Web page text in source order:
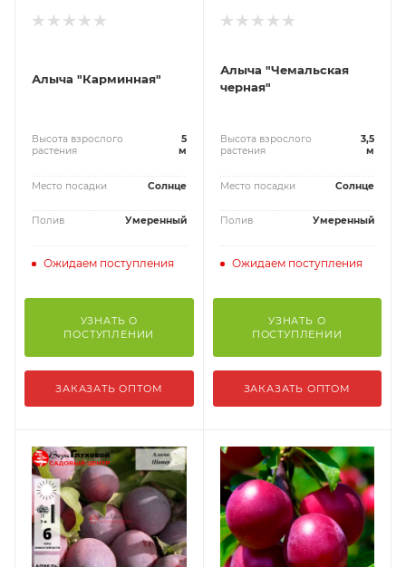
Алыча "Карминная"
Высота взрослого
растения
5
м
Место посадки Солнце
Полив Умеренный
Ожидаем поступления
УЗНАТЬ О
ПОСТУПЛЕНИИ
ЗАКАЗАТЬ ОПТОМ
Алыча "Чемальская
черная"
Высота взрослого
растения
3,5
м
Место посадки Солнце
Полив Умеренный
Ожидаем поступления
УЗНАТЬ О
ПОСТУПЛЕНИИ
ЗАКАЗАТЬ ОПТОМ